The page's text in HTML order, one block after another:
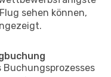
sehen können,
Buchungsprozesses